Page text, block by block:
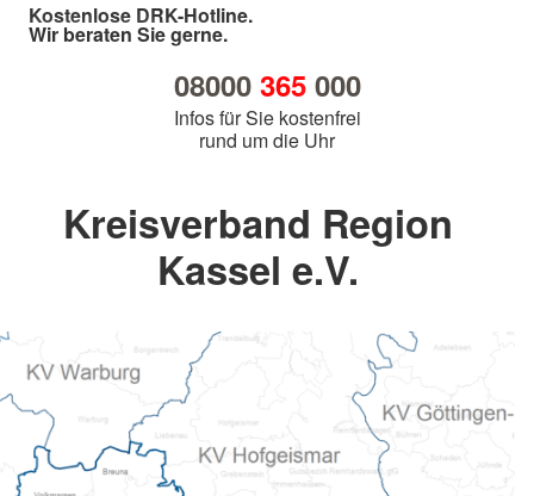
Kostenlose DRK-Hotline.
Wir beraten Sie gerne.
08000 365000
Infos für Sie kostenfrei
rund um die Uhr
Kreisverband Region
Kassel e.V.